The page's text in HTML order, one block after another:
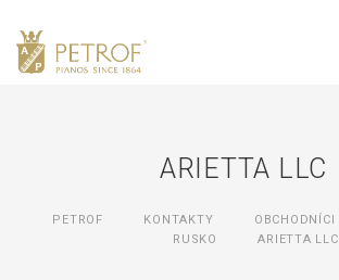
ARIETTA LLC
PETROF KONTAKTY OBCHODNÍCI
RUSKO
ARIETTA LLC